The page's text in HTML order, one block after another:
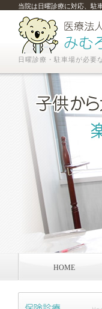
当院は日曜診療に対応、駐
日曜診療・駐車場が必要
HOME